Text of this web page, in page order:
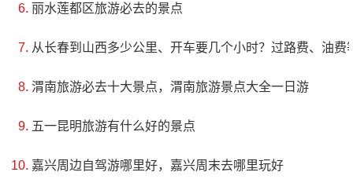
评级：AAA
地址：松原市宁江区
哈达山风景区因山而生，因水而兴，从整个景区可
以看到湖光山色、烟波浩渺、景色宜人。站在观澜台
丽水莲都区旅游必去的景点
从长春到山西多少公里、开车要几个小时？过路费、油费
渭南旅游必去十大景点，渭南旅游景点大全一日游
五一昆明旅游有什么好的景点
嘉兴周边自驾游哪里好，嘉兴周末去哪里玩好